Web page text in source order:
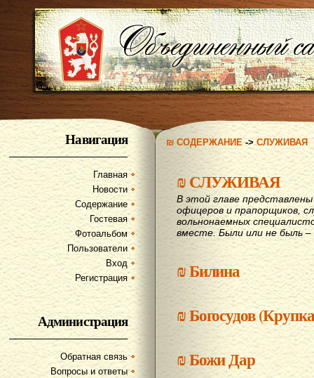
Навигация
Главная
Новости
Содержание
Гостевая
Фотоальбом
Пользователи
Вход
Регистрация
Администрация
Обратная связь
Вопросы и ответы
₪ СОДЕРЖАНИЕ->СЛУЖИВАЯ
₪СЛУЖИВАЯ
В этой главе
офицеров и прапорщиков,
вольнонаемных
вместе. Были или не быль –
₪Билина
₪Богосудов
₪Божи Дар